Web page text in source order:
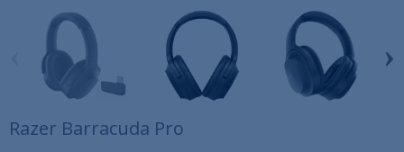
›
Razer Barracuda Pro